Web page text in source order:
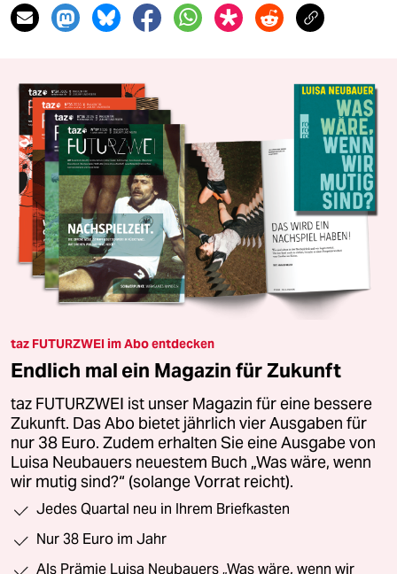
taz FUTURZWEI im Abo entdecken
Endlich mal ein Magazin für Zukunft
taz FUTURZWEI ist unser Magazin für eine bessere
Zukunft. Das Abo bietet jährlich vier Ausgaben für
nur 38 Euro. Zudem erhalten Sie eine Ausgabe von
Luisa Neubauers neuestem Buch „Was wäre, wenn
wir mutig sind?“ (solange Vorrat reicht).
Jedes Quartal neu in Ihrem Briefkasten
Nur 38 Euro im Jahr
Als Prämie Luisa Neubauers „Was wäre, wenn wir